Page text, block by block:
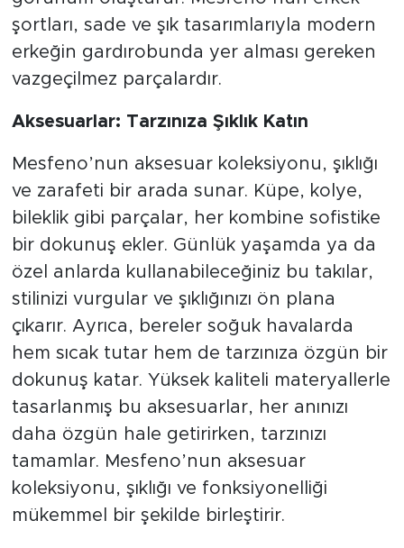
şortları, sade ve şık tasarımlarıyla modern
erkeğin gardırobunda yer alması gereken
vazgeçilmez parçalardır.
Aksesuarlar: Tarzınıza Şıklık Katın
Mesfeno’nun aksesuar koleksiyonu, şıklığı
ve zarafeti bir arada sunar. Küpe, kolye,
bileklik gibi parçalar, her kombine sofistike
bir dokunuş ekler. Günlük yaşamda ya da
özel anlarda kullanabileceğiniz bu takılar,
stilinizi vurgular ve şıklığınızı ön plana
çıkarır. Ayrıca, bereler soğuk havalarda
hem sıcak tutar hem de tarzınıza özgün bir
dokunuş katar. Yüksek kaliteli materyallerle
tasarlanmış bu aksesuarlar, her anınızı
daha özgün hale getirirken, tarzınızı
tamamlar. Mesfeno’nun aksesuar
koleksiyonu, şıklığı ve fonksiyonelliği
mükemmel bir şekilde birleştirir.